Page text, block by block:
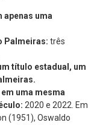
uma
Palmeiras: três
título estadual, um
uma mesma
2020 e 2022. Em
(1951), Oswaldo